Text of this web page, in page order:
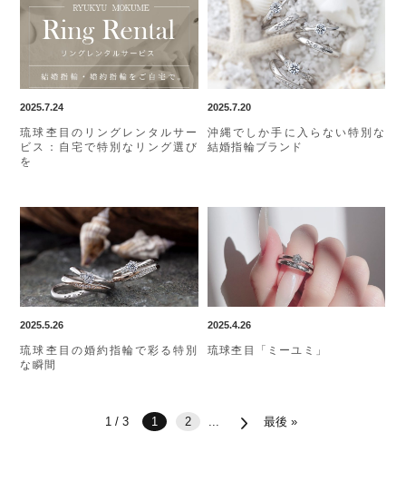
2025.7.24
琉球杢目のリングレンタルサー
ビス：自宅で特別なリング選び
を
2025.7.20
沖縄でしか手に入らない特別な
結婚指輪ブランド
2025.5.26
琉球杢目の婚約指輪で彩る特別
な瞬間
2025.4.26
琉球杢目「ミーユミ」
1 / 3 1 2 最後 »